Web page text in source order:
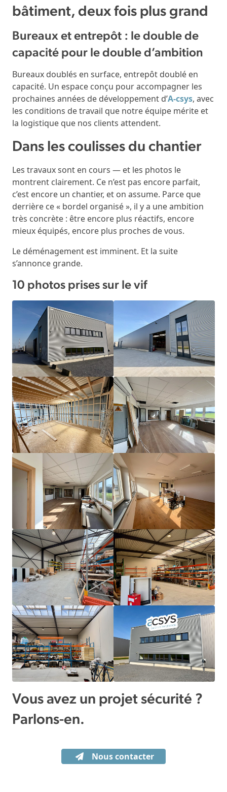
bâtiment, deux fois plus grand
Bureaux et entrepôt : le double de
capacité pour le double d’ambition
Bureaux doublés en surface, entrepôt doublé en
capacité. Un espace conçu pour accompagner les
prochaines années de développement d’A-csys, avec
les conditions de travail que notre équipe mérite et
la logistique que nos clients attendent.
Dans les coulisses du chantier
Les travaux sont en cours — et les photos le
montrent clairement. Ce n’est pas encore parfait,
c’est encore un chantier, et on assume. Parce que
derrière ce « bordel organisé », il y a une ambition
très concrète : être encore plus réactifs, encore
mieux équipés, encore plus proches de vous.
Le déménagement est imminent. Et la suite
s’annonce grande.
10 photos prises sur le vif
Vous avez un projet sécurité ?
Parlons-en.
Nous contacter